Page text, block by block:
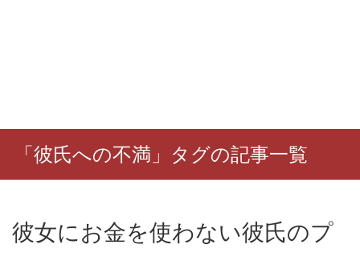
「彼氏への不満」タグの記事一覧
彼女にお金を使わない彼氏のプ